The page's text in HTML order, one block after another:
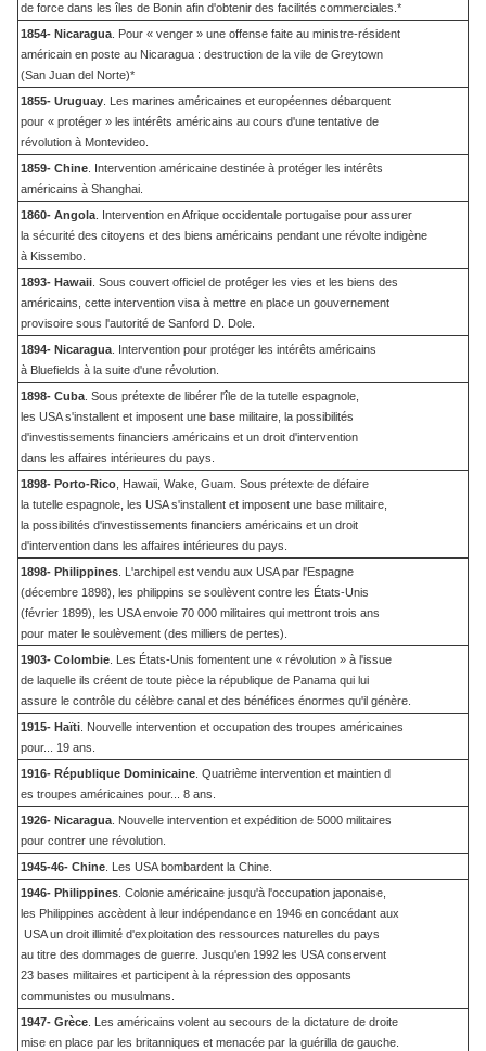
de force dans les îles de Bonin afin d'obtenir des facilités commerciales.*
1854- Nicaragua . Pour « venger » une offense faite au ministre-résident
américain en poste au Nicaragua : destruction de la vile de Greytown
(San Juan del Norte)*
1855- Uruguay . Les marines américaines et européennes débarquent
pour « protéger » les intérêts américains au cours d'une tentative de
révolution à Montevideo.
1859- Chine . Intervention américaine destinée à protéger les intérêts
américains à Shanghai.
1860- Angola . Intervention en Afrique occidentale portugaise pour assurer
la sécurité des citoyens et des biens américains pendant une révolte indigène
à Kissembo.
1893- Hawaii . Sous couvert officiel de protéger les vies et les biens des
américains, cette intervention visa à mettre en place un gouvernement
provisoire sous l'autorité de Sanford D. Dole.
1894- Nicaragua . Intervention pour protéger les intérêts américains
à Bluefields à la suite d'une révolution.
1898- Cuba . Sous prétexte de libérer l'île de la tutelle espagnole,
les USA s'installent et imposent une base militaire, la possibilités
d'investissements financiers américains et un droit d'intervention
dans les affaires intérieures du pays.
1898- Porto-Rico , Hawaii, Wake, Guam. Sous prétexte de défaire
la tutelle espagnole, les USA s'installent et imposent une base militaire,
la possibilités d'investissements financiers américains et un droit
d'intervention dans les affaires intérieures du pays.
1898- Philippines . L'archipel est vendu aux USA par l'Espagne
(décembre 1898), les philippins se soulèvent contre les États-Unis
(février 1899), les USA envoie 70 000 militaires qui mettront trois ans
pour mater le soulèvement (des milliers de pertes).
1903- Colombie . Les États-Unis fomentent une « révolution » à l'issue
de laquelle ils créent de toute pièce la république de Panama qui lui
assure le contrôle du célèbre canal et des bénéfices énormes qu'il génère.
1915- Haïti . Nouvelle intervention et occupation des troupes américaines
pour... 19 ans.
1916- République Dominicaine . Quatrième intervention et maintien d
es troupes américaines pour... 8 ans.
1926- Nicaragua . Nouvelle intervention et expédition de 5000 militaires
pour contrer une révolution.
1945-46- Chine . Les USA bombardent la Chine.
1946- Philippines . Colonie américaine jusqu'à l'occupation japonaise,
les Philippines accèdent à leur indépendance en 1946 en concédant aux
USA un droit illimité d'exploitation des ressources naturelles du pays
au titre des dommages de guerre. Jusqu'en 1992 les USA conservent
23 bases militaires et participent à la répression des opposants
communistes ou musulmans.
1947- Grèce . Les américains volent au secours de la dictature de droite
mise en place par les britanniques et menacée par la guérilla de gauche.